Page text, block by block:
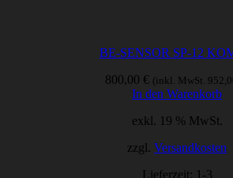
BE-SENSOR SP-12
800,00 € (inkl. MwSt.
In den Warenkorb
exkl. 19 % MwSt.
zzgl. Versandkosten
Lieferzeit: 1-3